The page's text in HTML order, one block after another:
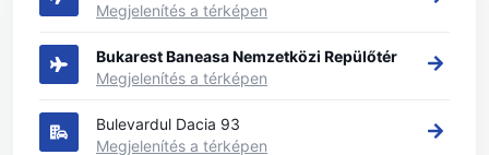
Megjelenítés a térképen
Bukarest Baneasa Nemzetközi Repülőtér
Megjelenítés a térképen
Bulevardul Dacia 93
Megjelenítés a térképen